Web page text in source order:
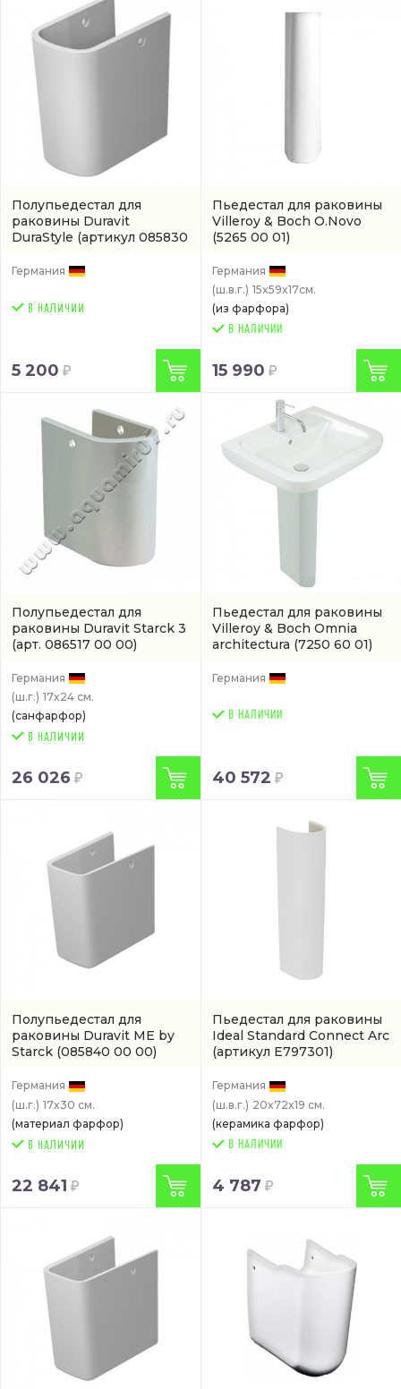
Полупьедестал для
раковины Duravit
DuraStyle (артикул 085830
Германия
5 200
Пьедестал для раковины
Villeroy & Boch O.Novo
(5265 00 01)
Германия
(ш.в.г.) 15x59x17см.
(из фарфора)
В НАЛИЧИИ
15 990
Полупьедестал для
раковины Duravit Starck 3
(арт. 086517 00 00)
Германия
(ш.г.) 17x24 см.
(санфарфор)
26 026
Пьедестал для раковины
Villeroy & Boch Omnia
architectura (7250 60 01)
Германия
В НАЛИЧИИ
40 572
Полупьедестал для
раковины Duravit ME by
Starck (085840 00 00)
Германия
(ш.г.) 17x30 см.
(материал фарфор)
22 841
Пьедестал для раковины
Ideal Standard Connect Arc
(артикул E797301)
Германия
(ш.в.г.) 20x72x19 см.
(керамика фарфор)
В НАЛИЧИИ
4 787